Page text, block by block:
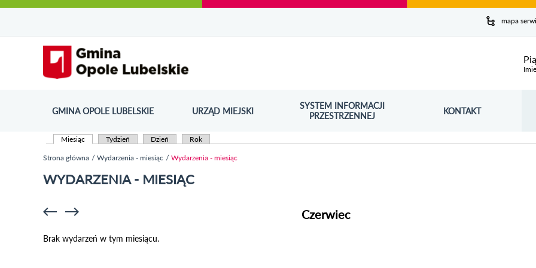
do
strony
do
menu
wyszukiwarki
ścieżki
nawigacyjnej
kategorii
aktualności
do
kalendarza
wydarzeń
do
galerii
do
stopki
mapa
GMINA OPOLE LUBELSKIE URZĄD MIEJSKI
SYSTEM INFORMACJI
PRZESTRZENNEJ
ODNOŚNIK OTWORZY SIĘ W NOWYM OKNIE KONTAKT
Miesiąc (aktywna karta)
Tydzień Dzień Rok
Strona główna Wydarzenia - miesiąc Wydarzenia - miesiąc
WYDARZENIA - MIESIĄC
Czerwiec
Brak wydarzeń w tym miesiącu.